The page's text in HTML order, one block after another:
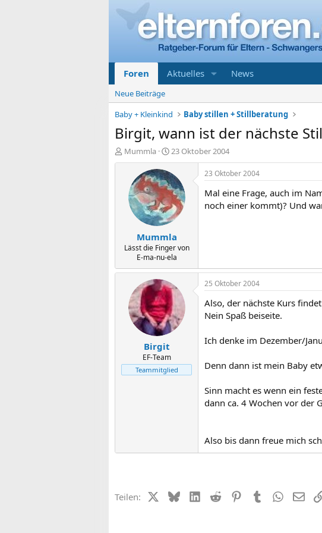
Foren Aktuelles News
Neue Beiträge
Baby + Kleinkind
Baby stillen + Stillberatung
Birgit, wann ist der nächste
E
r
Mummla
E
r
s
t
e
l
l
t
a
m
23 Oktober 2004
Mummla
Lässt die Finger von
E-ma-nu-ela
23 Oktober 2004
Mal eine Frage, auch im
noch einer kommt)? Und
Birgit
EF-Team
Teammitglied
25 Oktober 2004
Also, der nächste Kurs
Nein Spaß beiseite.
Ich denke im Dezember/
Denn dann ist mein Baby
Sinn macht es wenn ein
dann ca. 4 Wochen vor der
Also bis dann freue mich
Teilen: X (Twitter)
BlueskyLinkedIn
Reddit PinterestTumblr E-